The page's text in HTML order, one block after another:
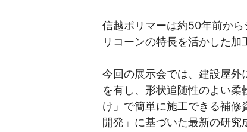
信越ポリマーは約50年前か
リコーンの特長を活かした加
今回の展示会では、建設屋外
を有し、形状追随性のよい
け」で簡単に施工できる補
開発」に基づいた最新の研究